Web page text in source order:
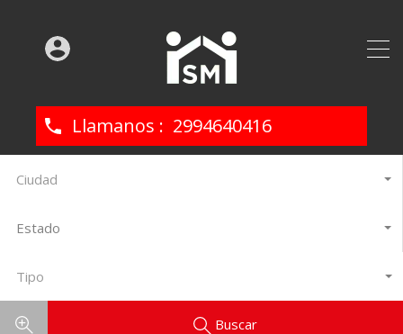
2994640416
Ciudad
Estado
Tipo
Buscar